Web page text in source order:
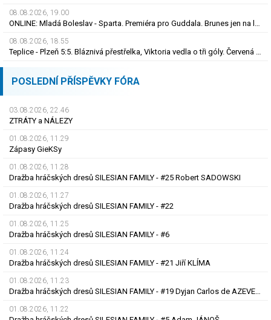
08.08.2026, 19.00
ONLINE: Mladá Boleslav - Sparta. Premiéra pro Guddala. Brunes jen na lavičce, hraje Vojta
08.08.2026, 18.55
Teplice - Plzeň 5:5. Bláznivá přestřelka, Viktoria vedla o tři góly. Červená pro Krčíka
POSLEDNÍ PŘÍSPĚVKY FÓRA
03.08.2026, 22.46
ZTRÁTY a NÁLEZY
01.08.2026, 11.29
Zápasy GieKSy
01.08.2026, 11.28
Dražba hráčských dresů SILESIAN FAMILY - #25 Robert SADOWSKI
01.08.2026, 11.27
Dražba hráčských dresů SILESIAN FAMILY - #22
01.08.2026, 11.25
Dražba hráčských dresů SILESIAN FAMILY - #6
01.08.2026, 11.24
Dražba hráčských dresů SILESIAN FAMILY - #21 Jiří KLÍMA
01.08.2026, 11.23
Dražba hráčských dresů SILESIAN FAMILY - #19 Dyjan Carlos de AZEVEDO
01.08.2026, 11.22